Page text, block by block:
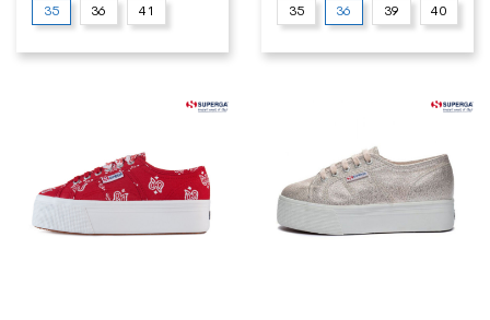
35 36 41 35 36 39 40